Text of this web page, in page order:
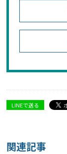
LINEで送る
関連記事